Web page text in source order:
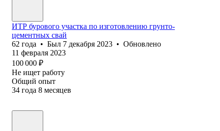
ИТР бурового участка по изготовлению грунто-
цементных свай
62 года • Был 7 декабря 2023 • Обновлено
11 февраля 2023
100 000 ₽
Не ищет работу
Общий опыт
34 года 8 месяцев